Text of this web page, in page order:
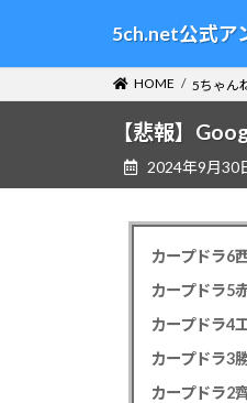
テ
ゲ
5ch.net公式ア
HOME 5ちゃん
【悲報】
2024年9月30
カープドラ6
カープドラ5
カープドラ4
カープドラ3
カープドラ2